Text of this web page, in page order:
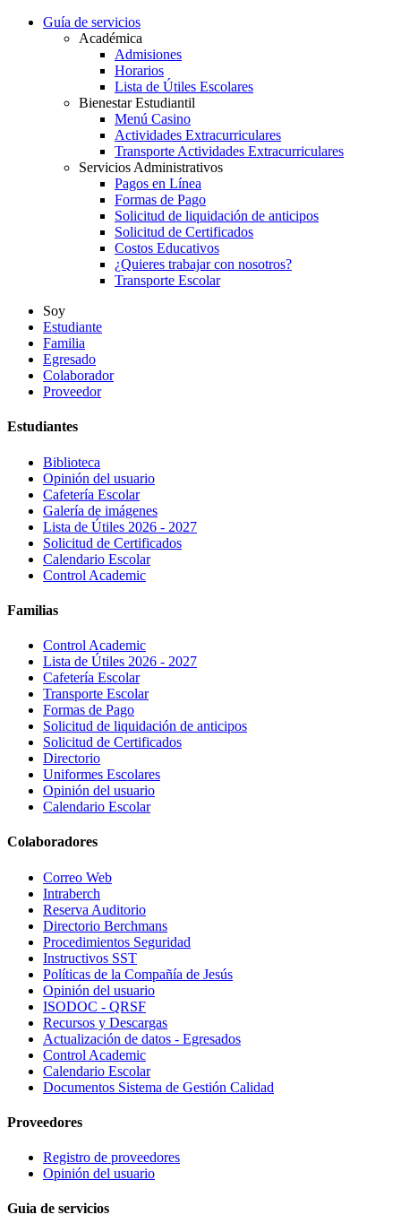
Guía de servicios
Académica
Admisiones
Horarios
Lista de Útiles Escolares
Bienestar Estudiantil
Menú Casino
Actividades Extracurriculares
Transporte Actividades Extracurriculares
Servicios Administrativos
Pagos en Línea
Formas de Pago
Solicitud de liquidación de anticipos
Solicitud de Certificados
Costos Educativos
¿Quieres trabajar con nosotros?
Transporte Escolar
Soy
Estudiante
Familia
Egresado
Colaborador
Proveedor
Estudiantes
Biblioteca
Opinión del usuario
Cafetería Escolar
Galería de imágenes
Lista de Útiles 2026 - 2027
Solicitud de Certificados
Calendario Escolar
Control Academic
Familias
Control Academic
Lista de Útiles 2026 - 2027
Cafetería Escolar
Transporte Escolar
Formas de Pago
Solicitud de liquidación de anticipos
Solicitud de Certificados
Directorio
Uniformes Escolares
Opinión del usuario
Calendario Escolar
Colaboradores
Correo Web
Intraberch
Reserva Auditorio
Directorio Berchmans
Procedimientos Seguridad
Instructivos SST
Políticas de la Compañía de Jesús
Opinión del usuario
ISODOC - QRSF
Recursos y Descargas
Actualización de datos - Egresados
Control Academic
Calendario Escolar
Documentos Sistema de Gestión Calidad
Proveedores
Registro de proveedores
Opinión del usuario
Guia de servicios